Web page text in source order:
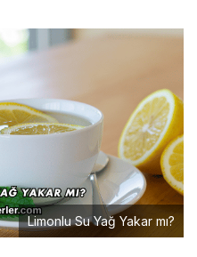
Limonlu Su Yağ Yakar mı?